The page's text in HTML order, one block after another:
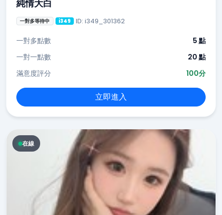
純情大白
一對多等待中 i349 ID: i349_301362
一對多點數
5 點
一對一點數
20 點
滿意度評分
100分
立即進入
在線